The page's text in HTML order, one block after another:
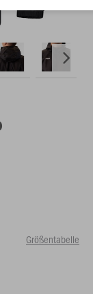
Größentabelle